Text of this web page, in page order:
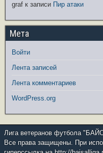
graf к записи Пир атаки
Мета
Войти
Лента записей
Лента комментариев
WordPress.org
Лига ветеранов футбола
Все права защищены. При